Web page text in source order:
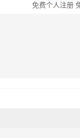
免费个人注册